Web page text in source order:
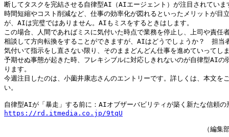
断してタスクを完結させる自律型AI（AIエージェント）が注目されていま
時間短縮やコスト削減など、仕事の効率化が図れるといったメリットが目
が、AIは完璧ではありません。AIもミスをするときはします。
この場合、人間であればミスに気付いた時点で業務を停止し、上司や責任
相談して方向転換をすることができますが、AIはどうでしょうか？　担当
気付いて指示をし直さない限り、そのままどんどん仕事を進めていってし
予期せぬ事態が起きた時、フレキシブルに対応しきれないのが自律型AIの
ります。
今週注目したのは、小薗井康志さんのエントリーです。詳しくは、本文を
い。
https://rd.itmedia.co.jp/9tqU
（編集部：澤田